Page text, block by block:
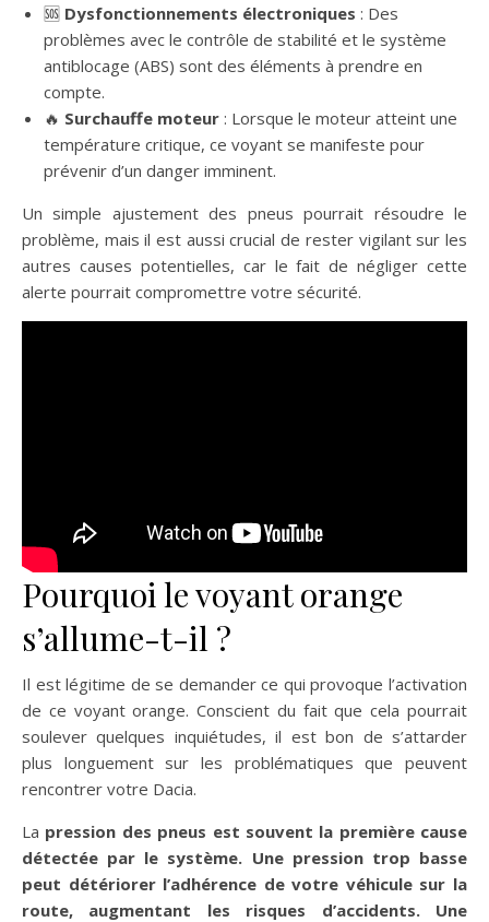
🆘 Dysfonctionnements électroniques : Des
problèmes avec le contrôle de stabilité et le système
antiblocage (ABS) sont des éléments à prendre en
compte.
🔥 Surchauffe moteur : Lorsque le moteur atteint une
température critique, ce voyant se manifeste pour
prévenir d’un danger imminent.
Un simple ajustement des pneus pourrait résoudre le
problème, mais il est aussi crucial de rester vigilant sur les
autres causes potentielles, car le fait de négliger cette
alerte pourrait compromettre votre sécurité.
Pourquoi le voyant orange
s’allume-t-il ?
Il est légitime de se demander ce qui provoque l’activation
de ce voyant orange. Conscient du fait que cela pourrait
soulever quelques inquiétudes, il est bon de s’attarder
plus longuement sur les problématiques que peuvent
rencontrer votre Dacia.
La pression des pneus est souvent la première cause
détectée par le système. Une pression trop basse
peut détériorer l’adhérence de votre véhicule sur la
route, augmentant les risques d’accidents. Une